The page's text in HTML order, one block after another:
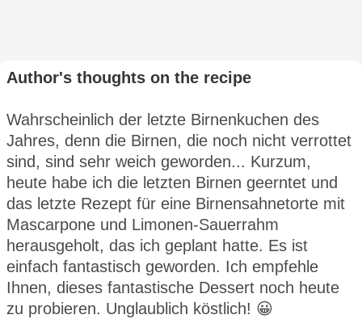
Author's thoughts on the recipe
Wahrscheinlich der letzte Birnenkuchen des
Jahres, denn die Birnen, die noch nicht verrottet
sind, sind sehr weich geworden... Kurzum,
heute habe ich die letzten Birnen geerntet und
das letzte Rezept für eine Birnensahnetorte mit
Mascarpone und Limonen-Sauerrahm
herausgeholt, das ich geplant hatte. Es ist
einfach fantastisch geworden. Ich empfehle
Ihnen, dieses fantastische Dessert noch heute
zu probieren. Unglaublich köstlich! 😀